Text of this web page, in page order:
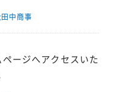
中商事
ージへアクセスいた